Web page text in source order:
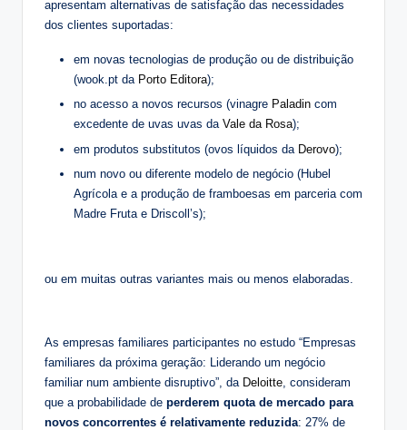
apresentam alternativas de satisfação das necessidades
dos clientes suportadas:
em novas tecnologias de produção ou de distribuição
(wook.pt da Porto Editora);
no acesso a novos recursos (vinagre Paladin com
excedente de uvas uvas da Vale da Rosa);
em produtos substitutos (ovos líquidos da Derovo);
num novo ou diferente modelo de negócio (Hubel
Agrícola e a produção de framboesas em parceria com
Madre Fruta e Driscoll’s);
ou em muitas outras variantes mais ou menos elaboradas.
As empresas familiares participantes no estudo “Empresas
familiares da próxima geração: Liderando um negócio
familiar num ambiente disruptivo”, da Deloitte , consideram
que a probabilidade de perderem quota de mercado para
novos concorrentes é relativamente reduzida: 27% de